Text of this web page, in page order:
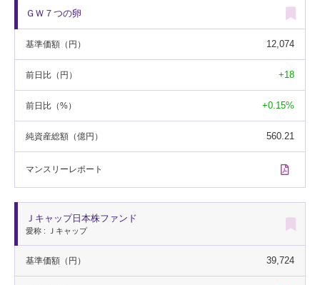
ＧＷ７つの卵
基準価額 （円） 12,074
前日比 （円） +18
前日比 （%） +0.15%
純資産総額 （億円） 560.21
マンスリーレポート
Ｊキャップ日本株ファンド
愛称 : Ｊキャップ
基準価額 （円） 39,724